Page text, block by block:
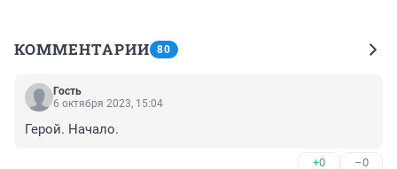
КОММЕНТАРИИ 80
Гость
6 октября 2023, 15:04
Герой. Начало.
+0 –0